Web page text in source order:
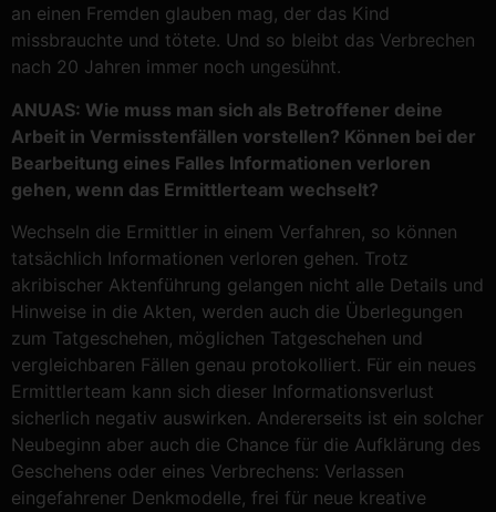
an einen Fremden glauben mag, der das Kind
missbrauchte und tötete. Und so bleibt das Verbrechen
nach 20 Jahren immer noch ungesühnt.
ANUAS: Wie muss man sich als Betroffener deine
Arbeit in Vermisstenfällen vorstellen? Können bei der
Bearbeitung eines Falles Informationen verloren
gehen, wenn das Ermittlerteam wechselt?
Wechseln die Ermittler in einem Verfahren, so können
tatsächlich Informationen verloren gehen. Trotz
akribischer Aktenführung gelangen nicht alle Details und
Hinweise in die Akten, werden auch die Überlegungen
zum Tatgeschehen, möglichen Tatgeschehen und
vergleichbaren Fällen genau protokolliert. Für ein neues
Ermittlerteam kann sich dieser Informationsverlust
sicherlich negativ auswirken. Andererseits ist ein solcher
Neubeginn aber auch die Chance für die Aufklärung des
Geschehens oder eines Verbrechens: Verlassen
eingefahrener Denkmodelle, frei für neue kreative